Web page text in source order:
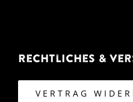
Rechtliches &
VERTRAG